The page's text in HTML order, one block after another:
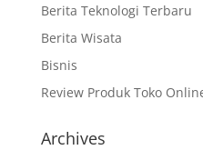
Berita Teknologi Terbaru
Berita Wisata
Bisnis
Review Produk Toko
Archives